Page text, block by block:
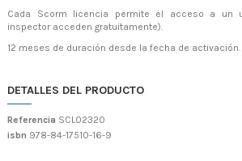
Cada Scorm licencia permite el acceso a un
inspector acceden gratuitamente).
12 meses de duración desde la fecha de activación.
DETALLES DEL PRODUCTO
Referencia SCL02320
isbn 978-84-17510-16-9